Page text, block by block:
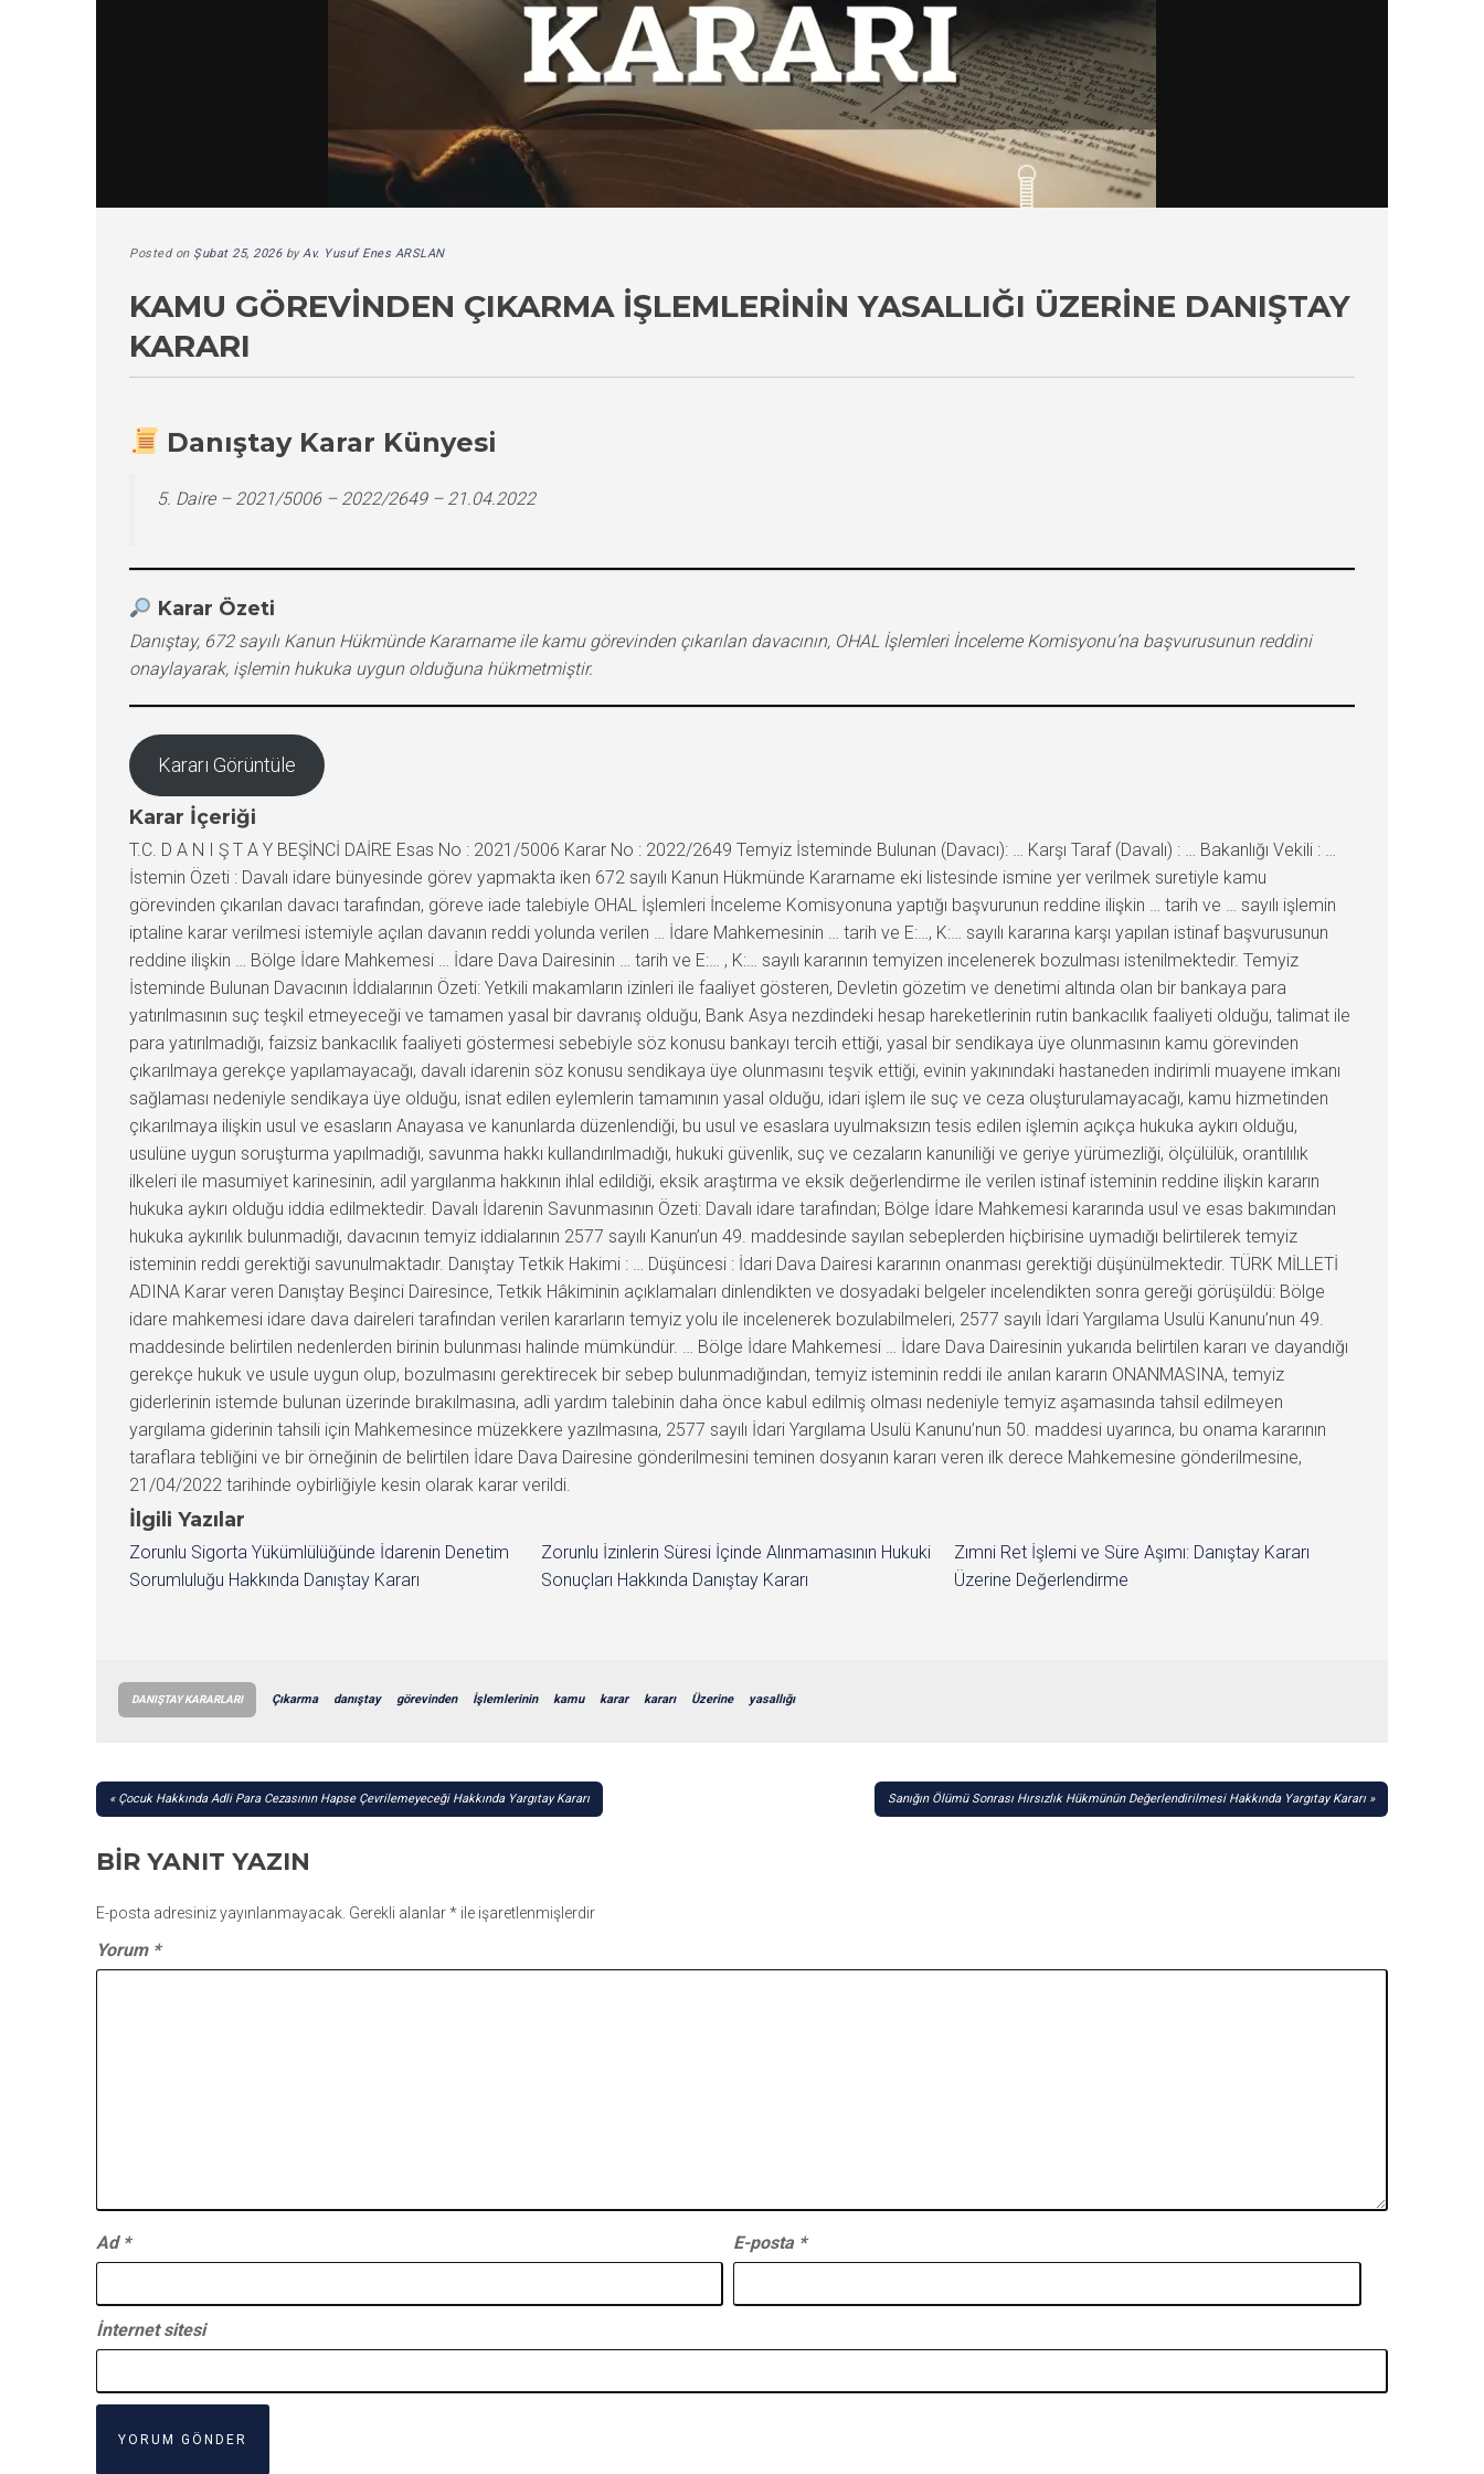
Posted on Şubat 25, 2026byAv. Yusuf Enes ARSLAN
KAMU GÖREVINDEN ÇIKARMA İŞLEMLERININ YASALLIĞI ÜZERINE DANIŞTAY
KARARI
Danıştay Karar Künyesi
5. Daire – 2021/5006 – 2022/2649 – 21.04.2022
Karar Özeti
Danıştay, 672 sayılı Kanun Hükmünde Kararname ile kamu görevinden çıkarılan davacının, OHAL İşlemleri İnceleme Komisyonu’na başvurusunun reddini
onaylayarak, işlemin hukuka uygun olduğuna hükmetmiştir.
Kararı Görüntüle
Karar İçeriği
T.C. D A N I Ş T A Y BEŞİNCİ DAİRE Esas No : 2021/5006 Karar No : 2022/2649 Temyiz İsteminde Bulunan (Davacı): … Karşı Taraf (Davalı) : … Bakanlığı Vekili : …
İstemin Özeti : Davalı idare bünyesinde görev yapmakta iken 672 sayılı Kanun Hükmünde Kararname eki listesinde ismine yer verilmek suretiyle kamu
görevinden çıkarılan davacı tarafından, göreve iade talebiyle OHAL İşlemleri İnceleme Komisyonuna yaptığı başvurunun reddine ilişkin … tarih ve … sayılı işlemin
iptaline karar verilmesi istemiyle açılan davanın reddi yolunda verilen … İdare Mahkemesinin … tarih ve E:…, K:… sayılı kararına karşı yapılan istinaf başvurusunun
reddine ilişkin … Bölge İdare Mahkemesi … İdare Dava Dairesinin … tarih ve E:… , K:… sayılı kararının temyizen incelenerek bozulması istenilmektedir. Temyiz
İsteminde Bulunan Davacının İddialarının Özeti: Yetkili makamların izinleri ile faaliyet gösteren, Devletin gözetim ve denetimi altında olan bir bankaya para
yatırılmasının suç teşkil etmeyeceği ve tamamen yasal bir davranış olduğu, Bank Asya nezdindeki hesap hareketlerinin rutin bankacılık faaliyeti olduğu, talimat ile
para yatırılmadığı, faizsiz bankacılık faaliyeti göstermesi sebebiyle söz konusu bankayı tercih ettiği, yasal bir sendikaya üye olunmasının kamu görevinden
çıkarılmaya gerekçe yapılamayacağı, davalı idarenin söz konusu sendikaya üye olunmasını teşvik ettiği, evinin yakınındaki hastaneden indirimli muayene imkanı
sağlaması nedeniyle sendikaya üye olduğu, isnat edilen eylemlerin tamamının yasal olduğu, idari işlem ile suç ve ceza oluşturulamayacağı, kamu hizmetinden
çıkarılmaya ilişkin usul ve esasların Anayasa ve kanunlarda düzenlendiği, bu usul ve esaslara uyulmaksızın tesis edilen işlemin açıkça hukuka aykırı olduğu,
usulüne uygun soruşturma yapılmadığı, savunma hakkı kullandırılmadığı, hukuki güvenlik, suç ve cezaların kanuniliği ve geriye yürümezliği, ölçülülük, orantılılık
ilkeleri ile masumiyet karinesinin, adil yargılanma hakkının ihlal edildiği, eksik araştırma ve eksik değerlendirme ile verilen istinaf isteminin reddine ilişkin kararın
hukuka aykırı olduğu iddia edilmektedir. Davalı İdarenin Savunmasının Özeti: Davalı idare tarafından; Bölge İdare Mahkemesi kararında usul ve esas bakımından
hukuka aykırılık bulunmadığı, davacının temyiz iddialarının 2577 sayılı Kanun’un 49. maddesinde sayılan sebeplerden hiçbirisine uymadığı belirtilerek temyiz
isteminin reddi gerektiği savunulmaktadır. Danıştay Tetkik Hakimi : … Düşüncesi : İdari Dava Dairesi kararının onanması gerektiği düşünülmektedir. TÜRK MİLLETİ
ADINA Karar veren Danıştay Beşinci Dairesince, Tetkik Hâkiminin açıklamaları dinlendikten ve dosyadaki belgeler incelendikten sonra gereği görüşüldü: Bölge
idare mahkemesi idare dava daireleri tarafından verilen kararların temyiz yolu ile incelenerek bozulabilmeleri, 2577 sayılı İdari Yargılama Usulü Kanunu’nun 49.
maddesinde belirtilen nedenlerden birinin bulunması halinde mümkündür. … Bölge İdare Mahkemesi … İdare Dava Dairesinin yukarıda belirtilen kararı ve dayandığı
gerekçe hukuk ve usule uygun olup, bozulmasını gerektirecek bir sebep bulunmadığından, temyiz isteminin reddi ile anılan kararın ONANMASINA, temyiz
giderlerinin istemde bulunan üzerinde bırakılmasına, adli yardım talebinin daha önce kabul edilmiş olması nedeniyle temyiz aşamasında tahsil edilmeyen
yargılama giderinin tahsili için Mahkemesince müzekkere yazılmasına, 2577 sayılı İdari Yargılama Usulü Kanunu’nun 50. maddesi uyarınca, bu onama kararının
taraflara tebliğini ve bir örneğinin de belirtilen İdare Dava Dairesine gönderilmesini teminen dosyanın kararı veren ilk derece Mahkemesine gönderilmesine,
21/04/2022 tarihinde oybirliğiyle kesin olarak karar verildi.
İlgili Yazılar
Zorunlu Sigorta Yükümlülüğünde İdarenin Denetim
Sorumluluğu Hakkında Danıştay Kararı
Zorunlu İzinlerin Süresi İçinde Alınmamasının Hukuki
Sonuçları Hakkında Danıştay Kararı
Zımni Ret İşlemi ve Süre Aşımı: Danıştay Kararı
Üzerine Değerlendirme
DANIŞTAY KARARLARI Çıkarma danıştay görevinden İşlemlerinin kamu karar kararı Üzerine yasallığı
YAZI
Çocuk Hakkında Adli Para Cezasının Hapse Çevrilemeyeceği Hakkında Yargıtay Kararı Sanığın Ölümü Sonrası Hırsızlık Hükmünün Değerlendirilmesi Hakkında Yargıtay Kararı
BIR YANIT YAZIN
E-posta adresiniz yayınlanmayacak. Gerekli alanlar* ile işaretlenmişlerdir
Yorum *
Ad * E-posta *
İnternet sitesi